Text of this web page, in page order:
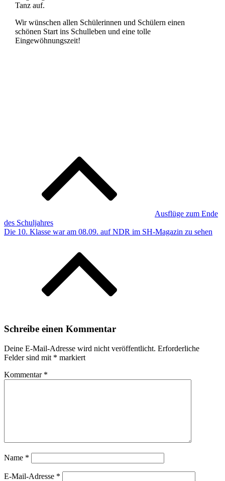
Tanz auf.
Wir wünschen allen Schülerinnen und Schülern einen
schönen Start ins Schulleben und eine tolle
Eingewöhnungszeit!
Ausflüge zum Ende
des Schuljahres
Die 10. Klasse war am 08.09. auf NDR im SH-Magazin zu sehen
Schreibe einen Kommentar
Deine E-Mail-Adresse wird nicht veröffentlicht. Erforderliche
Felder sind mit * markiert
Kommentar *
Name *
E-Mail-Adresse *